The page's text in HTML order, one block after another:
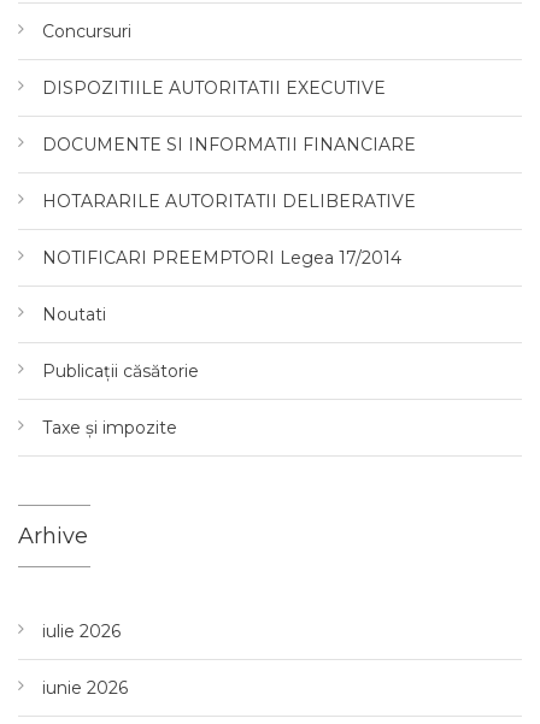
Concursuri
DISPOZITIILE AUTORITATII EXECUTIVE
DOCUMENTE SI INFORMATII FINANCIARE
HOTARARILE AUTORITATII DELIBERATIVE
NOTIFICARI PREEMPTORI Legea 17/2014
Noutati
Publicații căsătorie
Taxe și impozite
Arhive
iulie 2026
iunie 2026